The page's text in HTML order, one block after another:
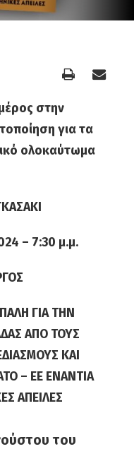
στην
για τα
ολοκαύτωμα
– 7:30 μ.μ.
ΓΙΑ ΤΗΝ
ΑΠΟ ΤΟΥΣ
ΚΑΙ
– ΕΕ ΕΝΑΝΤΙΑ
ΑΠΕΙΛΕΣ
του